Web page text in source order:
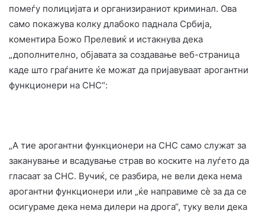
помеѓу полицијата и организираниот криминал. Ова
само покажува колку длабоко паднала Србија,
коментира Божо Прелевиќ и истакнува дека
„дополнително, објавата за создавање веб-страница
каде што граѓаните ќе можат да пријавуваат арогантни
функционери на СНС“:
„А тие арогантни функционери на СНС само служат за
заканување и всадување страв во коските на луѓето да
гласаат за СНС. Вучиќ, се разбира, не вели дека нема
арогантни функционери или „ќе направиме сè за да се
осигураме дека нема дилери на дрога“, туку вели дека